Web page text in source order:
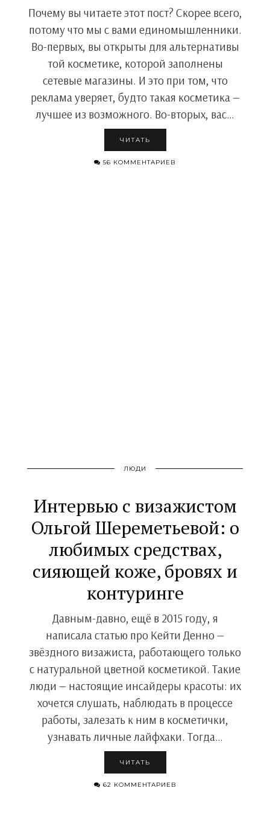
Почему вы читаете этот пост? Скорее всего,
потому что мы с вами единомышленники.
Во-первых, вы открыты для альтернативы
той косметике, которой заполнены
сетевые магазины. И это при том, что
реклама уверяет, будто такая косметика —
лучшее из возможного. Во-вторых, вас…
ЧИТАТЬ
56 КОММЕНТАРИЕВ
ЛЮДИ
Интервью с визажистом
Ольгой Шереметьевой: о
любимых средствах,
сияющей коже, бровях и
контуринге
Давным-давно, ещё в 2015 году, я
написала статью про Кейти Денно —
звёздного визажиста, работающего только
с натуральной цветной косметикой. Такие
люди — настоящие инсайдеры красоты: их
хочется слушать, наблюдать в процессе
работы, залезать к ним в косметички,
узнавать личные лайфхаки. Тогда…
ЧИТАТЬ
62 КОММЕНТАРИЕВ